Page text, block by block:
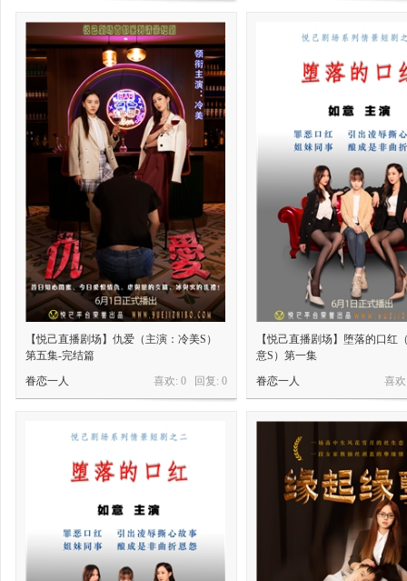
【悦己直播剧场】仇爱（主演：冷美S）
第五集-完结篇
喜欢: 0 回复: 0
眷恋一人
【悦己直播剧场】堕落的口红
意S）第一集
喜
眷恋一人